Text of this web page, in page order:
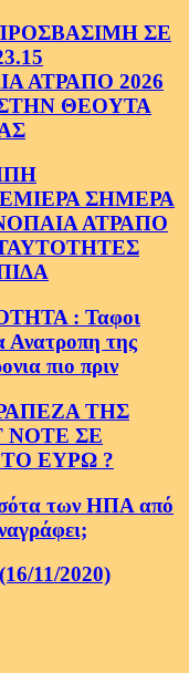
ΣΕ
ΑΤΡΑΠΟ 2026
ΘΕΟΥΤΑ
ΣΗΜΕΡΑ
ΑΤΡΑΠΟ
: Ταφοι
Ανατροπη της
πιο πριν
ΤΗΣ
ΣΕ
ΕΥΡΩ ?
των ΗΠΑ από
11/2020)